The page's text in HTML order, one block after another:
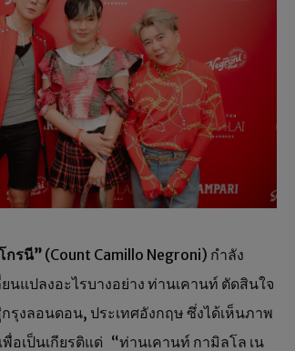
กรนี” (Count Camillo Negroni) กำลัง
นแปลงอะไรบางอย่าง ท่านเคานท์ ตัดสินใจ
รุงลอนดอน, ประเทศอังกฤษ ซึ่งได้เห็นภาพ
อเป็นเกียรติแด่ “ท่านเคานท์ กามิลโล เน